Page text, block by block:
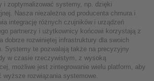
i zoptymalizować systemy, np. dzięki
Nasza niezależna od producenta chmura i
integrację różnych czujników i urządzeń
partnerzy i użytkownicy końcowi korzystają z
dobrze rozwiniętej infrastruktury dla swoich
Systemy te pozwalają także na precyzyjny
w czasie rzeczywistym, z wysoką
możliwe jest zintegrowanie wielu platform, aby
wyższe rozwiązania systemowe.